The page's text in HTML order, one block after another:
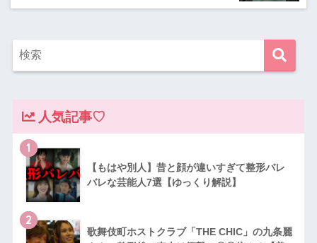
人気記事♡
1
【もはや別人】昔と顔が違いすぎて整形バレ
バレな芸能人7選【ゆっくり解説】
2
歌舞伎町ホストクラブ「THE CHIC」の九条麗